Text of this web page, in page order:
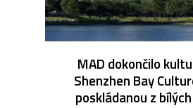
MAD dokončilo
Shenzhen Bay
poskládanou z